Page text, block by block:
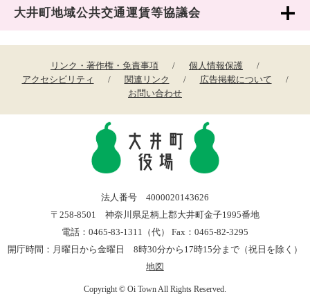
大井町地域公共交通運賃等協議会
リンク・著作権・免責事項
個人情報保護
アクセシビリティ
関連リンク
広告掲載について
お問い合わせ
法人番号 4000020143626
〒258-8501 神奈川県足柄上郡大井町金子1995番地
電話：0465-83-1311（代） Fax：0465-82-3295
開庁時間：月曜日から金曜日 8時30分から17時15分まで（祝日を除く）
地図
Copyright © Oi Town All Rights Reserved.